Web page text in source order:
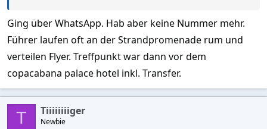
Ging über WhatsApp. Hab aber keine Nummer mehr.
Führer laufen oft an der Strandpromenade rum und
verteilen Flyer. Treffpunkt war dann vor dem
copacabana palace hotel inkl. Transfer.
T Tiiiiiiiiger
Newbie